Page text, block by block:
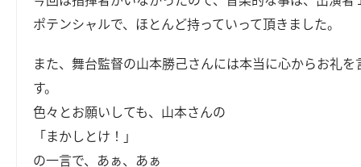
ポテンシャルで、ほとんど持っていって頂きました。
また、舞台監督の山本勝己さんには本当に心からお礼を
す。
色々とお願いしても、山本さんの
「まかしとけ！」
の一言で、あぁ、あぁ